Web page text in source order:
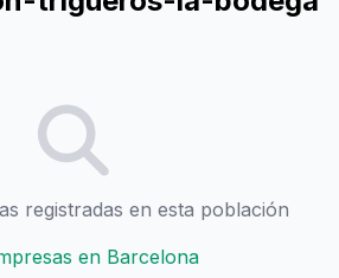
registradas en esta población
en Barcelona